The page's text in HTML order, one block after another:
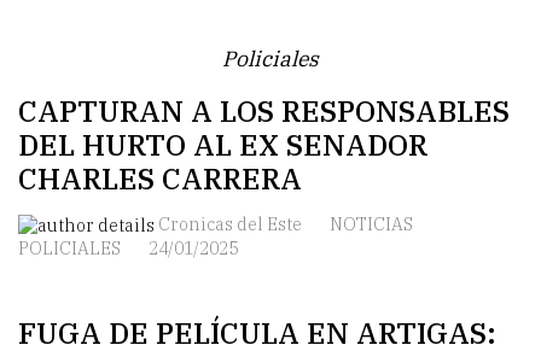
Policiales
CAPTURAN A LOS RESPONSABLES
DEL HURTO AL EX SENADOR
CHARLES CARRERA
Cronicas del Este
NOTICIAS
POLICIALES
24/01/2025
FUGA DE PELÍCULA EN ARTIGAS: